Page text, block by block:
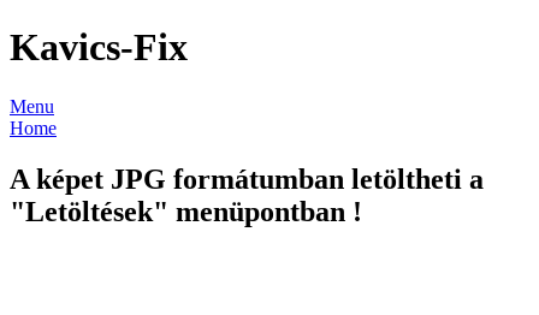
Kavics-Fix
Menu
Home
A képet JPG formátumban letöltheti a
"Letöltések" menüpontban !